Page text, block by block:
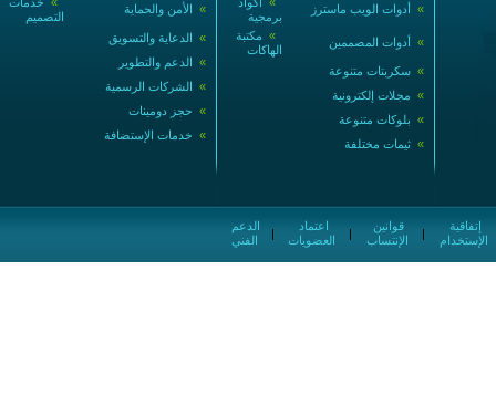
التصميم
» الأمن والحماية
» الدعاية والتسويق
» الدعم والتطوير
» الشركات الرسمية
» حجز دومينات
» خدمات الإستضافة
برمجية
» أدوات الويب ماسترز
» مكتبة
الهاكات
» أدوات المصممين
» سكربتات متنوعة
» مجلات إلكترونية
» بلوكات متنوعة
» ثيمات مختلفة
الفني
|
العضويات
|
الإنتساب
|
الإستخدام